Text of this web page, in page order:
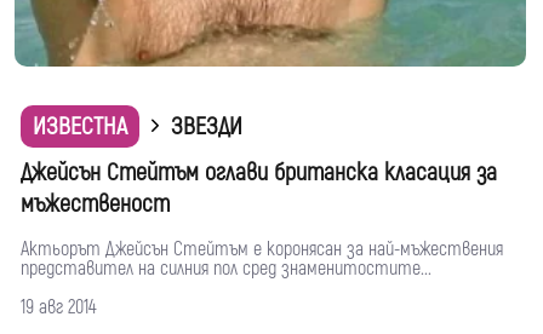
ИЗВЕСТНА
ЗВЕЗДИ
Джейсън Стейтъм оглави британска класация за
мъжественост
Актьорът Джейсън Стейтъм е коронясан за най-мъжествения
представител на силния пол сред знаменитостите...
19 авг 2014